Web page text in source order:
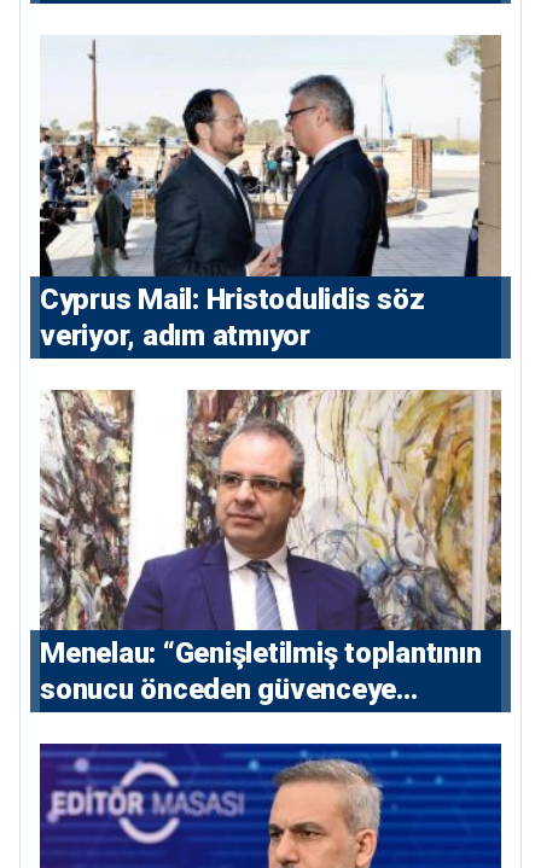
⁠Cyprus Mail: Hristodulidis söz
veriyor, adım atmıyor
Menelau: “Genişletilmiş toplantının
sonucu önceden güvenceye